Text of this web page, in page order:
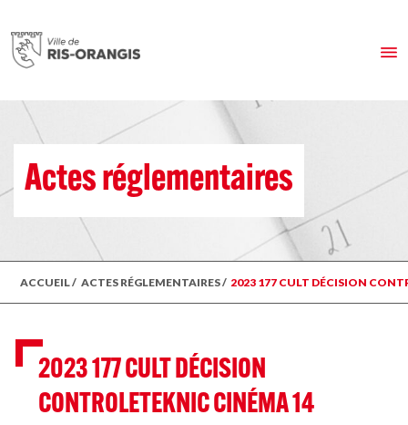
Actes réglementaires
ACCUEIL/ ACTES RÉGLEMENTAIRES/ 2023 177 CULT DÉCISION
2023 177 CULT DÉCISION
CONTROLETEKNIC CINÉMA 14